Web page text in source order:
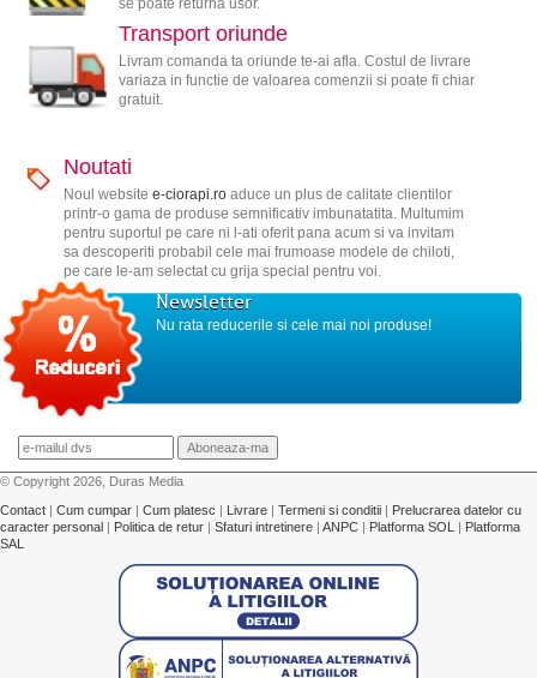
Transport oriunde
Livram comanda ta oriunde te-ai afla. Costul de livrare
variaza in functie de valoarea comenzii si poate fi chiar
gratuit.
Noutati
Noul website e-ciorapi.roaduce un plus de calitate clientilor
printr-o gama de produse semnificativ imbunatatita. Multumim
pentru suportul pe care ni l-ati oferit pana acum si va invitam
sa descoperiti probabil cele mai frumoase modele de chiloti,
pe care le-am selectat cu grija special pentru voi.
Newsletter
Nu rata reducerile si cele mai noi produse!
© Copyright 2026, Duras Media
Contact | Cum cumpar | Cum platesc | Livrare | Termeni si conditii | Prelucrarea datelor cu
caracter personal | Politica de retur | Sfaturi intretinere | ANPC | Platforma SOL | Platforma
SAL